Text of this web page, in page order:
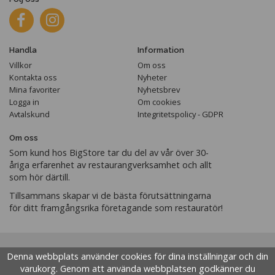
Handla
Villkor
Kontakta oss
Mina favoriter
Logga in
Avtalskund
Information
Om oss
Nyheter
Nyhetsbrev
Om cookies
Integritetspolicy - GDPR
Om oss
Som kund hos BigStore tar du del av vår över 30-
åriga erfarenhet av restaurangverksamhet och allt
som hör därtill.
Tillsammans skapar vi de bästa förutsättningarna
för ditt framgångsrika företagande som restauratör!
Denna webbplats använder cookies för dina inställningar och din
varukorg. Genom att använda webbplatsen godkänner du